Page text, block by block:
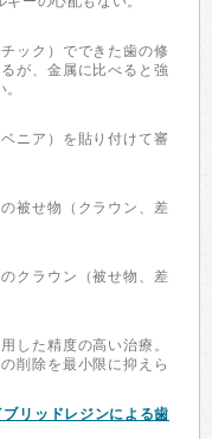
ック）でできた歯の修
が、金属に比べると強
ニア）を貼り付けて審
被せ物（クラウン、差
クラウン（被せ物、差
した精度の高い治療。
削除を最小限に抑えら
リッドレジンによる歯